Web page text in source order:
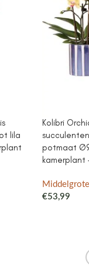
lila
Kolibri
potmaat
kamerplant
€53,99